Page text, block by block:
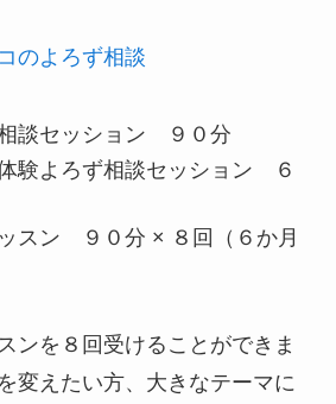
のよろず相談
談セッション ９０分
験よろず相談セッション ６
スン ９０分 × ８回（６か月
ンを８回受けることができま
変えたい方、大きなテーマに